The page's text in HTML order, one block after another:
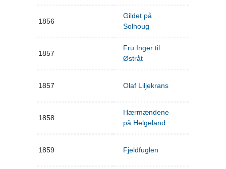
1856
Gildet på
Solhoug
1857
Fru Inger til
Østråt
1857 Olaf Liljekrans
1858
Hærmændene
på Helgeland
1859 Fjeldfuglen